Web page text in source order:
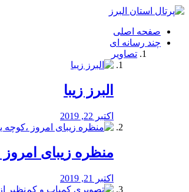
فصد
شرق
تهران
خشکشویی
صفحه اصلی
چند رسانه ای
تصاویر
البرز زیبا
اکتبر 22, 2019
منظره‌‌ زیبای امروز
اکتبر 21, 2019